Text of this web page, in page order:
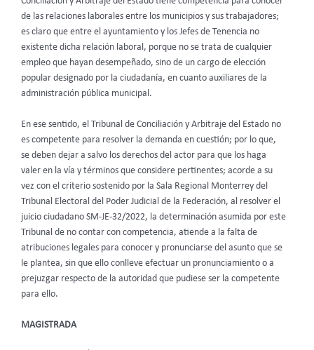
de las relaciones laborales entre los municipios y sus trabajadores;
es claro que entre el ayuntamiento y los Jefes de Tenencia no
existente dicha relación laboral, porque no se trata de cualquier
empleo que hayan desempeñado, sino de un cargo de elección
popular designado por la ciudadanía, en cuanto auxiliares de la
administración pública municipal.
En ese sentido, el Tribunal de Conciliación y Arbitraje del Estado no
es competente para resolver la demanda en cuestión; por lo que,
se deben dejar a salvo los derechos del actor para que los haga
valer en la vía y términos que considere pertinentes; acorde a su
vez con el criterio sostenido por la Sala Regional Monterrey del
Tribunal Electoral del Poder Judicial de la Federación, al resolver el
juicio ciudadano SM-JE-32/2022, la determinación asumida por este
Tribunal de no contar con competencia, atiende a la falta de
atribuciones legales para conocer y pronunciarse del asunto que se
le plantea, sin que ello conlleve efectuar un pronunciamiento o a
prejuzgar respecto de la autoridad que pudiese ser la competente
para ello.
MAGISTRADA